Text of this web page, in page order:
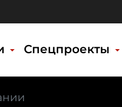
Спецпроекты